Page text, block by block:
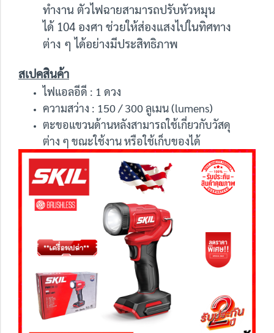
ทำงาน ตัวไฟฉายสามารถปรับหัวหมุน
ได้ 104 องศา ช่วยให้ส่องแสงไปในทิศทาง
ต่าง ๆ ได้อย่างมีประสิทธิภาพ
สเปคสินค้า
ไฟแอลอีดี : 1 ดวง
ความสว่าง : 150 / 300 ลูเมน (lumens)
ตะขอแขวนด้านหลังสามารถใช้เกี่ยวกับวัสดุ
ต่าง ๆ ขณะใช้งาน หรือใช้เก็บของได้